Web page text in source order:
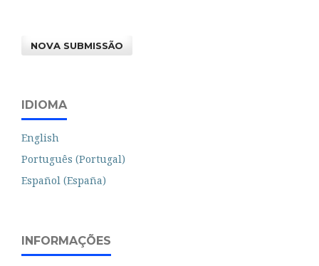
NOVA SUBMISSÃO
IDIOMA
English
Português (Portugal)
Español (España)
INFORMAÇÕES